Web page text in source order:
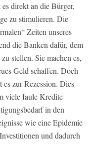
direkt an die Bürger,
zu stimulieren. Die
Zeiten unseres
die Banken dafür, dem
stellen. Sie machen es,
Geld schaffen. Doch
zur Rezession. Dies
viele faule Kredite
in den
wie eine Epidemie
und dadurch